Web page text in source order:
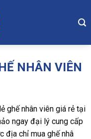
NHÂN VIÊN
ghế nhân viên giá rẻ tại
ngay đại lý cung cấp
địa chỉ mua ghế nhâ